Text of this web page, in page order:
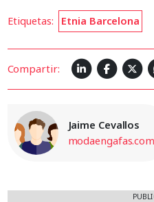
Etiquetas: Etnia Barcelona
Compartir:
Jaime Cevallos
modaengafas.com